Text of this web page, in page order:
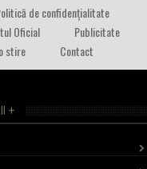
de confidențialitate
Oficial
Publicitate
stire Contact
+